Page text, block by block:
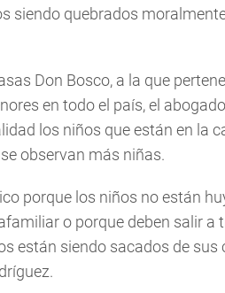
siendo quebrados
Don Bosco, a la que
en todo el país, el abogado
los niños que están en la
observan más niñas.
porque los niños no están
o porque deben salir a
están siendo sacados de sus